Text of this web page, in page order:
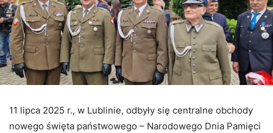
11 lipca 2025 r., w Lublinie, odbyły się centralne obchody
nowego święta państwowego – Narodowego Dnia Pamięci